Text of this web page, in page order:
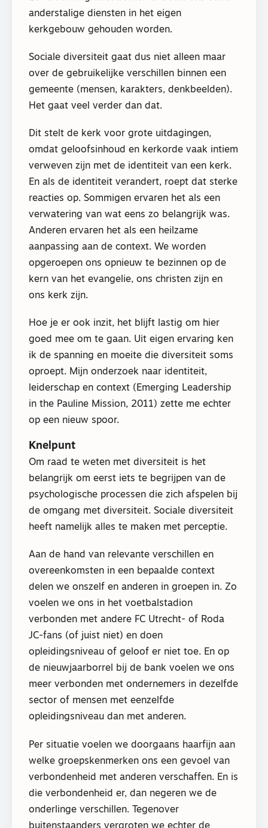
anderstalige diensten in het eigen
kerkgebouw gehouden worden.
Sociale diversiteit gaat dus niet alleen maar
over de gebruikelijke verschillen binnen een
gemeente (mensen, karakters, denkbeelden).
Het gaat veel verder dan dat.
Dit stelt de kerk voor grote uitdagingen,
omdat geloofsinhoud en kerkorde vaak intiem
verweven zijn met de identiteit van een kerk.
En als de identiteit verandert, roept dat sterke
reacties op. Sommigen ervaren het als een
verwatering van wat eens zo belangrijk was.
Anderen ervaren het als een heilzame
aanpassing aan de context. We worden
opgeroepen ons opnieuw te bezinnen op de
kern van het evangelie, ons christen zijn en
ons kerk zijn.
Hoe je er ook inzit, het blijft lastig om hier
goed mee om te gaan. Uit eigen ervaring ken
ik de spanning en moeite die diversiteit soms
oproept. Mijn onderzoek naar identiteit,
leiderschap en context (Emerging Leadership
in the Pauline Mission, 2011) zette me echter
op een nieuw spoor.
Knelpunt
Om raad te weten met diversiteit is het
belangrijk om eerst iets te begrijpen van de
psychologische processen die zich afspelen bij
de omgang met diversiteit. Sociale diversiteit
heeft namelijk alles te maken met perceptie.
Aan de hand van relevante verschillen en
overeenkomsten in een bepaalde context
delen we onszelf en anderen in groepen in. Zo
voelen we ons in het voetbalstadion
verbonden met andere FC Utrecht- of Roda
JC-fans (of juist niet) en doen
opleidingsniveau of geloof er niet toe. En op
de nieuwjaarborrel bij de bank voelen we ons
meer verbonden met ondernemers in dezelfde
sector of mensen met eenzelfde
opleidingsniveau dan met anderen.
Per situatie voelen we doorgaans haarfijn aan
welke groepskenmerken ons een gevoel van
verbondenheid met anderen verschaffen. En is
die verbondenheid er, dan negeren we de
onderlinge verschillen. Tegenover
buitenstaanders vergroten we echter de